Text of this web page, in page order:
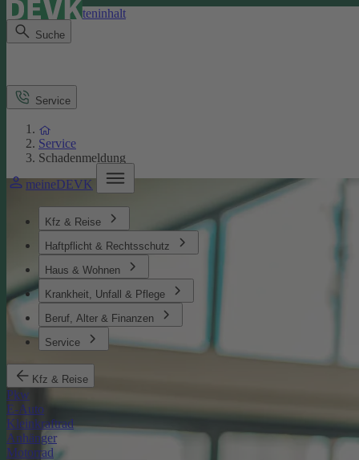
Direkt zum Seiteninhalt
Suche
meineDEVK
Kfz & Reise
Haftpflicht & Rechtsschutz
Haus & Wohnen
Krankheit, Unfall & Pflege
Beruf, Alter & Finanzen
Service
Kfz & Reise
Pkw
E-Auto
Kleinkraftrad
Anhänger
Motorrad
Service
Service
Schadenmeldung